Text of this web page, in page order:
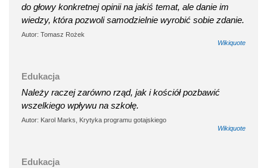
do głowy konkretnej opinii na jakiś temat, ale danie im
wiedzy, która pozwoli samodzielnie wyrobić sobie zdanie.
Autor: Tomasz Rożek
Wikiquote
Edukacja
Należy raczej zarówno rząd, jak i kościół pozbawić
wszelkiego wpływu na szkołę.
Autor: Karol Marks, Krytyka programu gotajskiego
Wikiquote
Edukacja